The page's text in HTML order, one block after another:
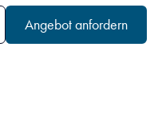
Angebot anfordern